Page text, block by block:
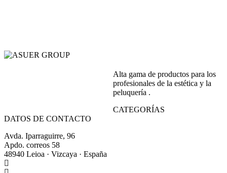
Alta gama de productos para los
profesionales de la estética y la
peluquería .
CATEGORÍAS
DATOS DE CONTACTO
Avda. Iparraguirre, 96
Apdo. correos 58
48940 Leioa · Vizcaya · España